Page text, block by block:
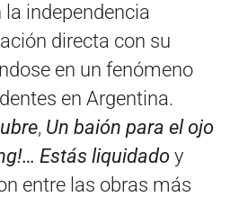
independencia
directa con su
en un fenómeno
en Argentina.
, Un baión para el ojo
Estás liquidado y
entre las obras más